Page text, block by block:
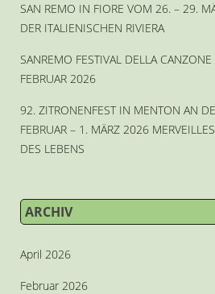
SAN REMO IN FIORE VOM 26. – 29.
DER ITALIENISCHEN RIVIERA
SANREMO FESTIVAL DELLA
FEBRUAR 2026
92. ZITRONENFEST IN MENTON AN
FEBRUAR – 1. MÄRZ 2026
DES LEBENS
ARCHIV
April 2026
Februar 2026